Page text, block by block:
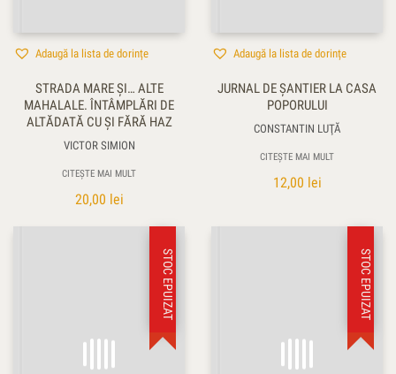
Adaugă la lista de dorințe
STRADA MARE ŞI… ALTE
MAHALALE. ÎNTÂMPLĂRI DE
ALTĂDATĂ CU ŞI FĂRĂ HAZ
VICTOR SIMION
CITEȘTE MAI MULT
20,00 lei
Adaugă la lista de dorințe
JURNAL DE ŞANTIER LA CASA
POPORULUI
CONSTANTIN LUŢĂ
CITEȘTE MAI MULT
12,00 lei
STOC EPUIZAT STOC EPUIZAT